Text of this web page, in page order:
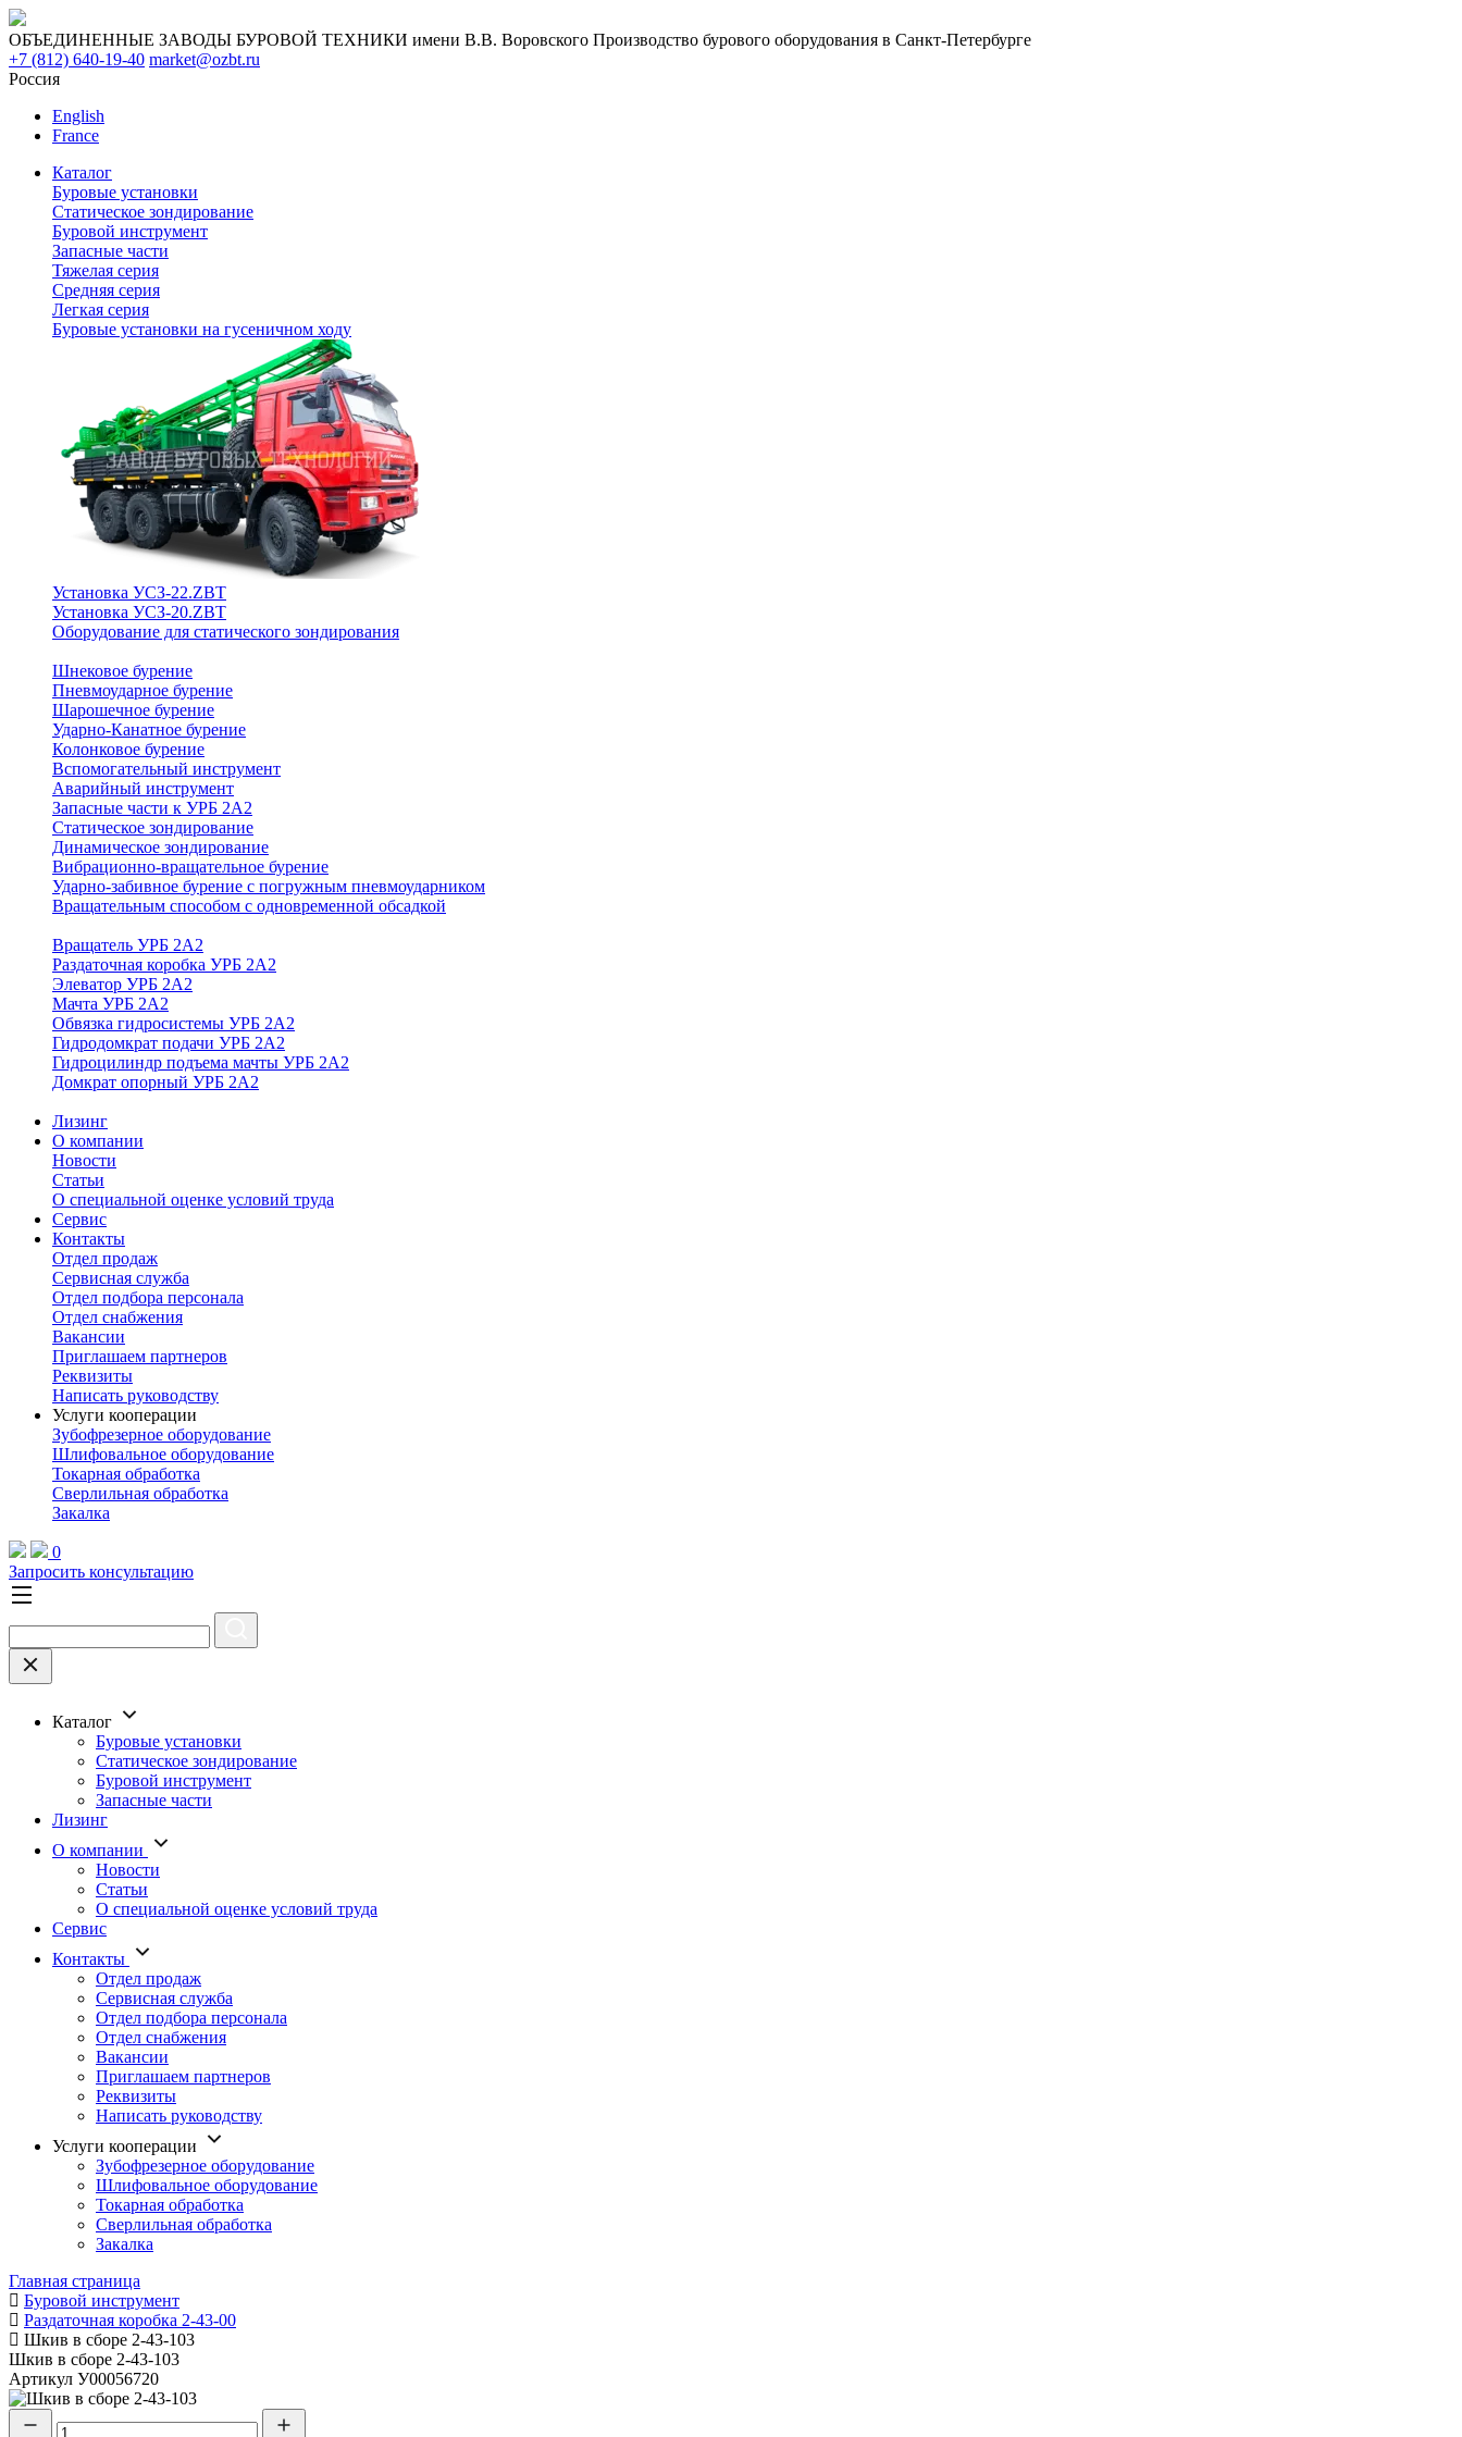
ОБЪЕДИНЕННЫЕ ЗАВОДЫ БУРОВОЙ ТЕХНИКИ имени В.В. Воровского Производство бурового оборудования в Санкт-Петербурге
+7 (812) 640-19-40 market@ozbt.ru
Россия
English
France
Каталог
Буровые установки
Статическое зондирование
Буровой инструмент
Запасные части
Тяжелая серия
Средняя серия
Легкая серия
Буровые установки на гусеничном ходу
Установка УСЗ-22.ZBT
Установка УСЗ-20.ZBT
Оборудование для статического зондирования
Шнековое бурение
Пневмоударное бурение
Шарошечное бурение
Ударно-Канатное бурение
Колонковое бурение
Вспомогательный инструмент
Аварийный инструмент
Запасные части к УРБ 2А2
Статическое зондирование
Динамическое зондирование
Вибрационно-вращательное бурение
Ударно-забивное бурение с погружным пневмоударником
Вращательным способом с одновременной обсадкой
Вращатель УРБ 2А2
Раздаточная коробка УРБ 2А2
Элеватор УРБ 2А2
Мачта УРБ 2А2
Обвязка гидросистемы УРБ 2А2
Гидродомкрат подачи УРБ 2А2
Гидроцилиндр подъема мачты УРБ 2А2
Домкрат опорный УРБ 2А2
Лизинг
О компании
Новости
Статьи
О специальной оценке условий труда
Сервис
Контакты
Отдел продаж
Сервисная служба
Отдел подбора персонала
Отдел снабжения
Вакансии
Приглашаем партнеров
Реквизиты
Написать руководству
Услуги кооперации
Зубофрезерное оборудование
Шлифовальное оборудование
Токарная обработка
Cверлильная обработка
Закалка
0
Запросить консультацию
Каталог
Буровые установки
Статическое зондирование
Буровой инструмент
Запасные части
Лизинг
О компании
Новости
Статьи
О специальной оценке условий труда
Сервис
Контакты
Отдел продаж
Сервисная служба
Отдел подбора персонала
Отдел снабжения
Вакансии
Приглашаем партнеров
Реквизиты
Написать руководству
Услуги кооперации
Зубофрезерное оборудование
Шлифовальное оборудование
Токарная обработка
Cверлильная обработка
Закалка
Главная страница
Буровой инструмент
Раздаточная коробка 2-43-00
Шкив в сборе 2-43-103
Шкив в сборе 2-43-103
Артикул У00056720